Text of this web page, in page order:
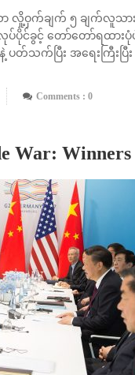
က်ချက် ၅ ချက်လူသားရ
ခွင့် တော်တော်ရထားပုံပဲ
နဲ့ ပတ်သက်ပြီး အရေးကြီး
Comments : 0
War: Winners